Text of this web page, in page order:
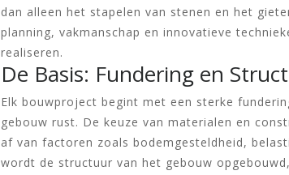
dan alleen het stapelen van stenen en het
planning, vakmanschap en innovatieve
realiseren.
De Basis: Fundering en
Elk bouwproject begint met een sterke
gebouw rust. De keuze van materialen en
af van factoren zoals bodemgesteldheid,
wordt de structuur van het gebouw